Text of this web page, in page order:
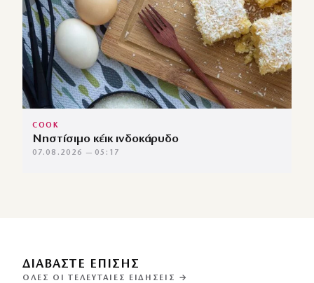
COOK
Νηστίσιμο κέικ ινδοκάρυδο
07.08.2026 — 05:17
ΔΙΑΒΑΣΤΕ ΕΠΙΣΗΣ
ΌΛΕΣ ΟΙ ΤΕΛΕΥΤΑΊΕΣ ΕΙΔΉΣΕΙΣ →